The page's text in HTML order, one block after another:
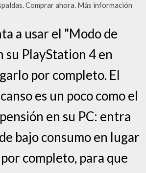
Comprar ahora. Más información
a usar el "Modo de
su PlayStation 4 en
por completo. El
es un poco como el
en su PC: entra
bajo consumo en lugar
completo, para que